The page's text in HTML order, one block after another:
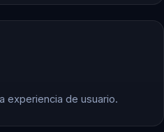
experiencia de usuario.